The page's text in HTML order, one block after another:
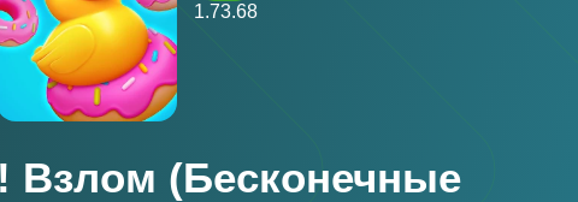
1.73.68
Взлом (Бесконечные